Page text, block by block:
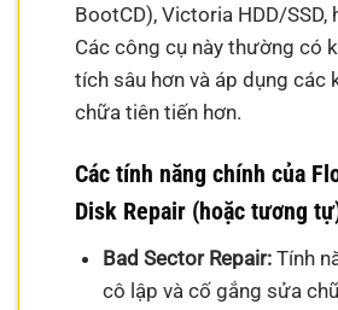
BootCD), Victoria HDD/SSD,
Các công cụ này thường có
tích sâu hơn và áp dụng các
chữa tiên tiến hơn.
Các tính năng chính của
Disk Repair (hoặc tương
Bad Sector Repair:Tính
cô lập và cố gắng sửa